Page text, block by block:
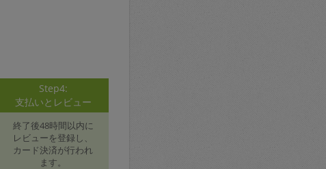
Step4:
支払いとレビュー
終了後48時間以内に
レビューを登録し、
カード決済が行われ
ます。